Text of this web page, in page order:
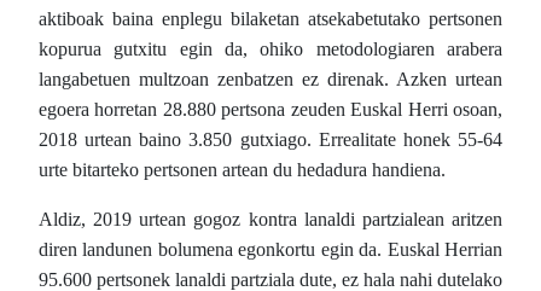
aktiboak baina enplegu bilaketan atsekabetutako pertsonen
kopurua gutxitu egin da, ohiko metodologiaren arabera
langabetuen multzoan zenbatzen ez direnak. Azken urtean
egoera horretan 28.880 pertsona zeuden Euskal Herri osoan,
2018 urtean baino 3.850 gutxiago. Errealitate honek 55-64
urte bitarteko pertsonen artean du hedadura handiena.
Aldiz, 2019 urtean gogoz kontra lanaldi partzialean aritzen
diren landunen bolumena egonkortu egin da. Euskal Herrian
95.600 pertsonek lanaldi partziala dute, ez hala nahi dutelako